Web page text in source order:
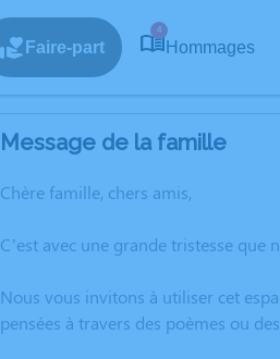
Faire-part
4
Hommages
Message de la famille
Chère famille, chers amis,
C’est avec une grande tristesse
Nous vous invitons à utiliser cet
pensées à travers des poèmes ou